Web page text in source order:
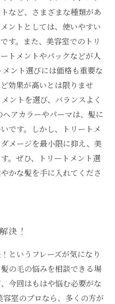
など、さまざまな種類があ
ントとしては、使いやすい
す。また、美容室でのトリ
トメントやパックなどが人
ント選びには価格も重要な
効果が高いとは限りませ
ントを選び、バランスよく
アカラーやパーマは、髪に
です。しかし、トリートメ
メージを最小限に抑え、美
。ぜひ、トリートメント選
かな髪を手に入れてくださ
決！
というフレーズが気になり
の毛の悩みを相談できる場
今回はもはや悩む必要がな
室のプロなら、多くの方が